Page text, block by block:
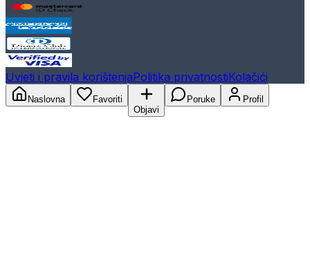
Uvjeti i pravila korištenjaPolitika privatnostiKolačići
Naslovna
Favoriti
Objavi
Poruke Profil